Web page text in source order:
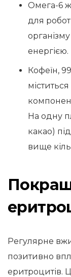
Омега-6
для
енергією.
Кофеїн,
На одну
какао)
вище
Регулярне
позитивно
еритроцитів.